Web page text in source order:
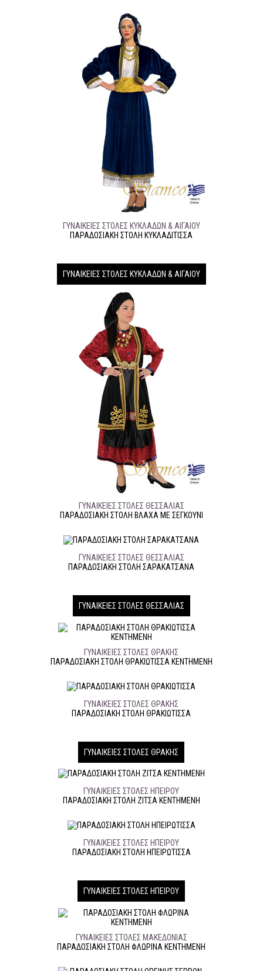
ΓΥΝΑΙΚΕΊΕΣ ΣΤΟΛΈΣ ΚΥΚΛΆΔΩΝ & ΑΙΓΑΊΟΥ
ΠΑΡΑΔΟΣΙΑΚΉ ΣΤΟΛΉ ΚΥΚΛΑΔΙΤΙΣΣΑ
ΓΥΝΑΙΚΕΊΕΣ ΣΤΟΛΈΣ ΚΥΚΛΆΔΩΝ & ΑΙΓΑΊΟΥ
ΓΥΝΑΙΚΕΊΕΣ ΣΤΟΛΈΣ ΘΕΣΣΑΛΊΑΣ
ΠΑΡΑΔΟΣΙΑΚΉ ΣΤΟΛΉ ΒΛΑΧΑ ΜΕ ΣΕΓΚΟΥΝΙ
ΓΥΝΑΙΚΕΊΕΣ ΣΤΟΛΈΣ ΘΕΣΣΑΛΊΑΣ
ΠΑΡΑΔΟΣΙΑΚΉ ΣΤΟΛΉ ΣΑΡΑΚΑΤΣΑΝΑ
ΓΥΝΑΙΚΕΊΕΣ ΣΤΟΛΈΣ ΘΕΣΣΑΛΊΑΣ
ΓΥΝΑΙΚΕΊΕΣ ΣΤΟΛΈΣ ΘΡΆΚΗΣ
ΠΑΡΑΔΟΣΙΑΚΉ ΣΤΟΛΉ ΘΡΑΚΙΩΤΙΣΣΑ ΚΕΝΤΗΜΕΝΗ
ΓΥΝΑΙΚΕΊΕΣ ΣΤΟΛΈΣ ΘΡΆΚΗΣ
ΠΑΡΑΔΟΣΙΑΚΉ ΣΤΟΛΉ ΘΡΑΚΙΩΤΙΣΣΑ
ΓΥΝΑΙΚΕΊΕΣ ΣΤΟΛΈΣ ΘΡΆΚΗΣ
ΓΥΝΑΙΚΕΊΕΣ ΣΤΟΛΈΣ ΉΠΕΙΡΟΥ
ΠΑΡΑΔΟΣΙΑΚΉ ΣΤΟΛΉ ΖΙΤΣΑ ΚΕΝΤΗΜΕΝΗ
ΓΥΝΑΙΚΕΊΕΣ ΣΤΟΛΈΣ ΉΠΕΙΡΟΥ
ΠΑΡΑΔΟΣΙΑΚΉ ΣΤΟΛΉ HΠΕΙΡΩΤΙΣΣΑ
ΓΥΝΑΙΚΕΊΕΣ ΣΤΟΛΈΣ ΉΠΕΙΡΟΥ
ΓΥΝΑΙΚΕΊΕΣ ΣΤΟΛΈΣ ΜΑΚΕΔΟΝΊΑΣ
ΠΑΡΑΔΟΣΙΑΚΉ ΣΤΟΛΉ ΦΛΩΡΙΝΑ ΚΕΝΤΗΜΕΝΗ